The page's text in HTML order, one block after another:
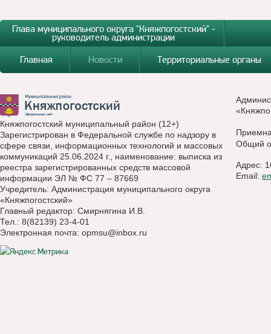
Глава муниципального округа "Княжпогостский" -
руководитель администрации
Главная
Новости Территориальные органы
Княжпогостский муниципальный район (12+)
Зарегистрирован в Федеральной службе по надзору в
сфере связи, информационных технологий и массовых
коммуникаций 25.06.2024 г., наименование: выписка из
реестра зарегистрированных средств массовой
информации ЭЛ № ФС 77 – 87669
Учредитель: Администрация муниципального округа
«Княжпогостский»
Главный редактор: Смирнягина И.В.
Тел.: 8(82139) 23-4-01
Электронная почта: opmsu@inbox.ru
Общий
Адрес:
Email: